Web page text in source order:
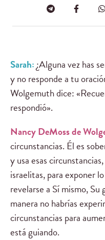
Sarah:¿Alguna vez has
y no responde a tu
Wolgemuth dice:
respondió».
Nancy DeMoss de
circunstancias. Él es
y usa esas
israelitas, para exponer
revelarse a Sí mismo,
manera no habrías
circunstancias para
está guiando.